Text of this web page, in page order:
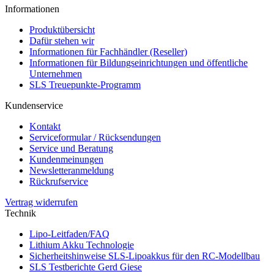
Informationen
Produktübersicht
Dafür stehen wir
Informationen für Fachhändler (Reseller)
Informationen für Bildungseinrichtungen und öffentliche
Unternehmen
SLS Treuepunkte-Programm
Kundenservice
Kontakt
Serviceformular / Rücksendungen
Service und Beratung
Kundenmeinungen
Newsletteranmeldung
Rückrufservice
Vertrag widerrufen
Technik
Lipo-Leitfaden/FAQ
Lithium Akku Technologie
Sicherheitshinweise SLS-Lipoakkus für den RC-Modellbau
SLS Testberichte Gerd Giese